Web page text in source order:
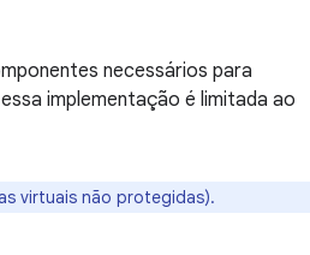
necessários para
implementação é limitada ao
virtuais não protegidas).